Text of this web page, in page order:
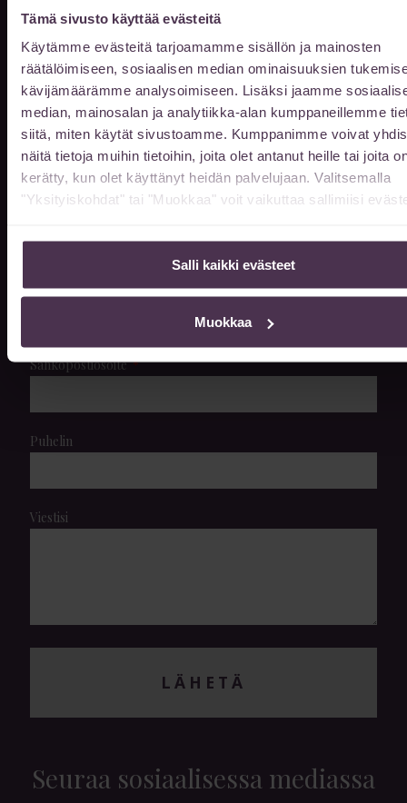
Tämä sivusto käyttää evästeitä
Käytämme evästeitä tarjoamamme sisällön ja mainosten
räätälöimiseen, sosiaalisen median ominaisuuksien
kävijämäärämme analysoimiseen. Lisäksi jaamme
median, mainosalan ja analytiikka-alan kumppaneillemme
siitä, miten käytät sivustoamme. Kumppanimme voivat
näitä tietoja muihin tietoihin, joita olet antanut heille tai joita
kerätty, kun olet käyttänyt heidän palvelujaan. Valitsemalla
"Yksityiskohdat" tai "Muokkaa" voit vaikuttaa sallimiisi
Salli kaikki evästeet
Muokkaa
sopimuksen mukaan.
Kun saavut ennen klo 8, tai klo 16 jälkeen
niin ovet avautuvat soittamalla
puh.044 978 0562
Jätä meille viesti
Sukunimi
Sähköpostiosoite
Puhelin
Viestisi
LÄHETÄ
Seuraa sosiaalisessa mediassa